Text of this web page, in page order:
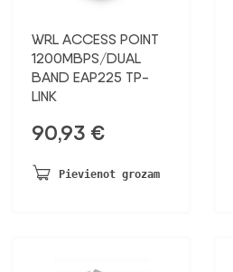
WRL ACCESS POINT
1200MBPS/DUAL
BAND EAP225 TP-
LINK
90,93 €
Pievienot grozam